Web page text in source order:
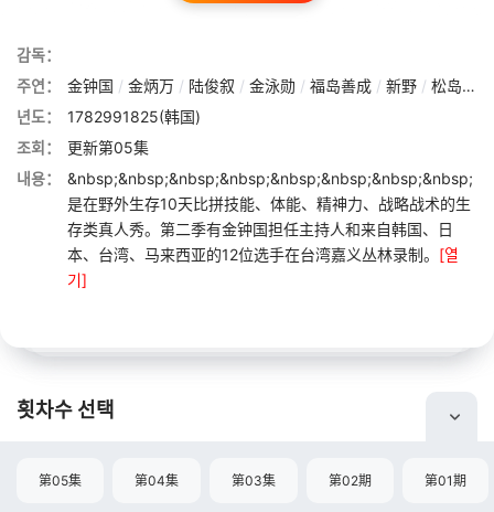
감독：
주연：
金钟国 / 金炳万 / 陆俊叙 / 金泳勋 / 福岛善成 / 新野 / 松岛正平
년도：
1782991825(韩国)
조회：
更新第05集
내용：
&nbsp;&nbsp;&nbsp;&nbsp;&nbsp;&nbsp;&nbsp;&nbsp;
是在野外生存10天比拼技能、体能、精神力、战略战术的生
存类真人秀。第二季有金钟国担任主持人和来自韩国、日
本、台湾、马来西亚的12位选手在台湾嘉义丛林录制。 [열
기]
횟차수 선택
第05集 第04集 第03集 第02期 第01期